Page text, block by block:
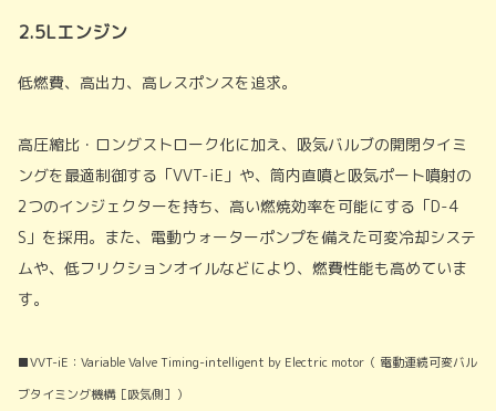
2.5Lエンジン
低燃費、高出力、高レスポンスを追求。
高圧縮比・ロングストローク化に加え、吸気バルブの開閉タイミ
ングを最適制御する「VVT-iE」や、筒内直噴と吸気ポート噴射の
2つのインジェクターを持ち、高い燃焼効率を可能にする「D-4
S」を採用。また、電動ウォーターポンプを備えた可変冷却システ
ムや、低フリクションオイルなどにより、燃費性能も高めていま
す。
■VVT-iE：Variable Valve Timing-intelligent by Electric motor（ 電動連続可変バル
ブタイミング機構［吸気側］）